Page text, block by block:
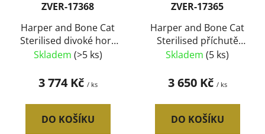
ZVER-17368
Harper and Bone Cat
Sterilised divoké hory
AKCE 4 x 5 kg + 2 kg
Skladem (>5 ks)
3 774 Kč / ks
DO KOŠÍKU
ZVER-17365
Harper and Bone Cat
Sterilised příchutě
farmy AKCE 4 x 5 kg + 2
Skladem (5 ks)
3 650 Kč / ks
DO KOŠÍKU